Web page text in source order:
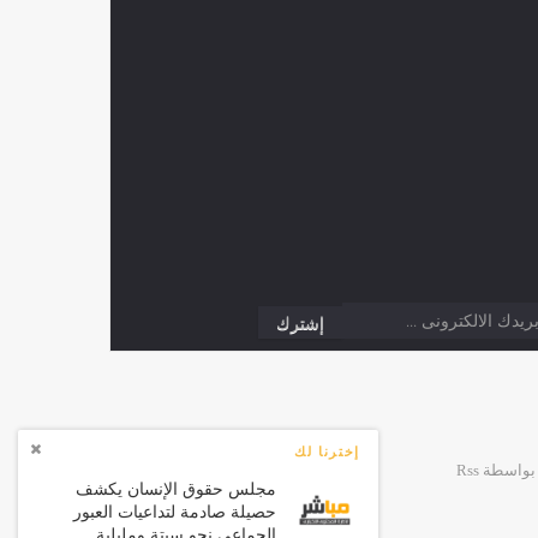
إخترنا لك
مجلس حقوق الإنسان يكشف
حصيلة صادمة لتداعيات العبور